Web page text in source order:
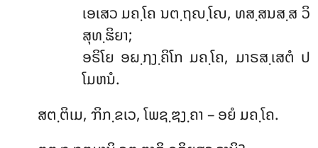
ເອເສວ ມຄ຺ໂຄ ນຕ຺ຖຎ຺ໂຎ, ທສ຺ສນສ຺ສ ວິ
ສຸທ຺ຘິຍາ;
ອຣິໂຍ ອຏ຺ຐງ຺ຄິໂກ ມຄ຺ໂຄ, ມາຣສ຺ເສຕໍ ປ
ໂມຫນໍ.
ສຕ຺ຕິເມ, ຠິກ຺ຂເວ, ໂພຊ຺ຌງ຺ຄາ – ອຍໍ ມຄ຺ໂຄ.